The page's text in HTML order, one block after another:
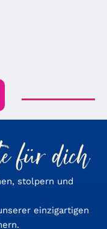
für dich
stolpern und
einzigartigen